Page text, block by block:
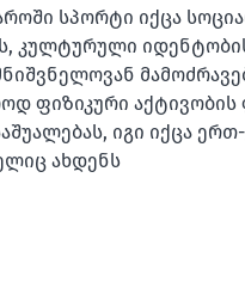
სპორტი იქცა
კულტურული
ფიზიკური
იგი იქცა
ახდენს